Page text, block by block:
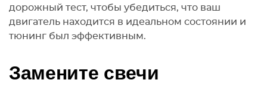
дорожный тест, чтобы убедиться, что ваш
двигатель находится в идеальном состоянии и
тюнинг был эффективным.
Замените свечи